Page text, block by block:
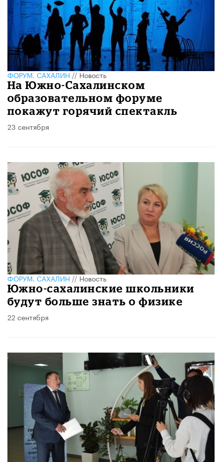
ФОРУМ. САХАЛИН//Новость
На Южно-Сахалинском
образовательном форуме
покажут горячий спектакль
23 сентября
ФОРУМ. САХАЛИН//Новость
Южно-сахалинские школьники
будут больше знать о физике
22 сентября